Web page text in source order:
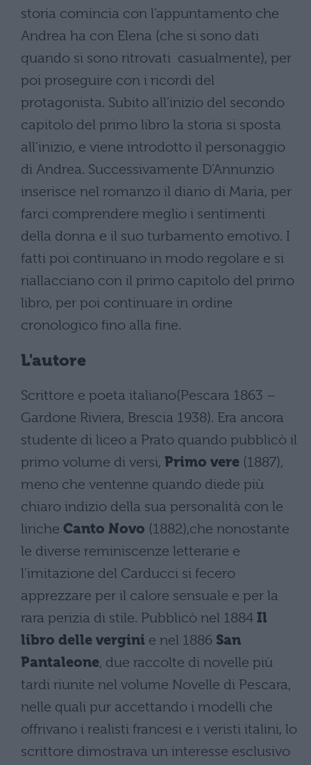
storia comincia con l’appuntamento che
Andrea ha con Elena (che si sono dati
quando si sono ritrovati casualmente), per
poi proseguire con i ricordi del
protagonista. Subito all’inizio del secondo
capitolo del primo libro la storia si sposta
all’inizio, e viene introdotto il personaggio
di Andrea. Successivamente D’Annunzio
inserisce nel romanzo il diario di Maria, per
farci comprendere meglio i sentimenti
della donna e il suo turbamento emotivo. I
fatti poi continuano in modo regolare e si
riallacciano con il primo capitolo del primo
libro, per poi continuare in ordine
cronologico fino alla fine.
L'autore
Scrittore e poeta italiano(Pescara 1863 –
Gardone Riviera, Brescia 1938). Era ancora
studente di liceo a Prato quando pubblicò il
primo volume di versi, Primo vere (1887),
meno che ventenne quando diede più
chiaro indizio della sua personalità con le
liriche Canto Novo (1882),che nonostante
le diverse reminiscenze letterarie e
l’imitazione del Carducci si fecero
apprezzare per il calore sensuale e per la
rara perizia di stile. Pubblicò nel 1884 Il
libro delle vergini e nel 1886 San
Pantaleone, due raccolte di novelle più
tardi riunite nel volume Novelle di Pescara,
nelle quali pur accettando i modelli che
offrivano i realisti francesi e i veristi italini, lo
scrittore dimostrava un interesse esclusivo